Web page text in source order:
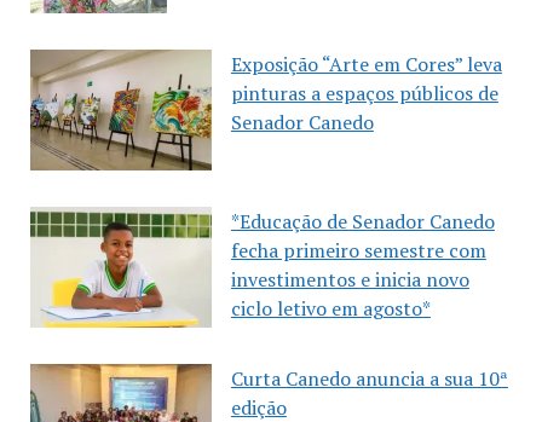
Exposição “Arte em Cores” leva
pinturas a espaços públicos de
Senador Canedo
*Educação de Senador Canedo
fecha primeiro semestre com
investimentos e inicia novo
ciclo letivo em agosto*
Curta Canedo anuncia a sua 10ª
edição